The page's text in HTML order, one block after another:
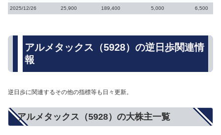
2025/12/26 25,900 189,400 5,000 6,500
アルメタックス（5928）の逆日歩関連情
報
逆日歩に関連するその他の指標等も日々更新。
アルメタックス（5928）の大株主一覧